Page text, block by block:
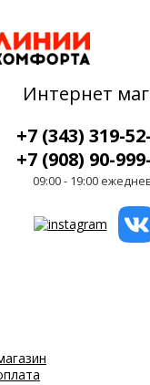
Интернет
+7 (343) 319-
+7 (908) 90-
09:00 - 19:00